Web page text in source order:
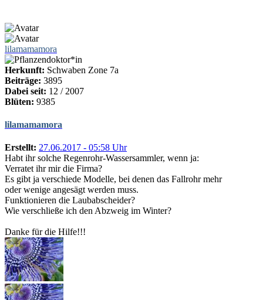
lilamamamora
Herkunft: Schwaben Zone 7a
Beiträge: 3895
Dabei seit: 12 / 2007
Blüten: 9385
lilamamamora
Erstellt: 27.06.2017 - 05:58 Uhr
Habt ihr solche Regenrohr-Wassersammler, wenn ja:
Verratet ihr mir die Firma?
Es gibt ja verschiede Modelle, bei denen das Fallrohr mehr
oder wenige angesägt werden muss.
Funktionieren die Laubabscheider?
Wie verschließe ich den Abzweig im Winter?
Danke für die Hilfe!!!